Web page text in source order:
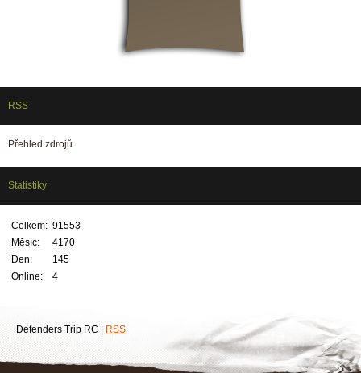
RSS
Přehled zdrojů
Statistiky
Online: 4
Celkem: 91553
Měsíc:
4170
Den:
145
Defenders Trip RC | RSS